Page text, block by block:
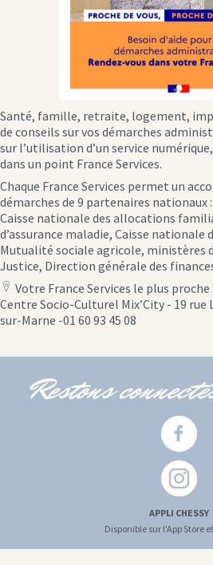
Santé, famille, retraite, logement,
de conseils sur vos démarches
sur l’utilisation d’un service
dans un point France Services.
Chaque France Services permet un
démarches de 9 partenaires nationaux
Caisse nationale des allocations
d’assurance maladie, Caisse nationale
Mutualité sociale agricole, ministères
Justice, Direction générale des
location
icon
Votre France Services le plus proche :
Centre Socio-Culturel Mix’City - 19
sur-Marne -01 60 93 45 08
Restons
APPLI CHESSY
Disponible sur l'App Store